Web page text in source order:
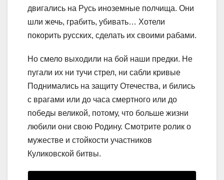
двигались на Русь иноземные полчища. Они
шли жечь, грабить, убивать… Хотели
покорить русских, сделать их своими рабами.
Но смело выходили на бой наши предки. Не
пугали их ни тучи стрел, ни сабли кривые
Поднимались на защиту Отечества, и бились
с врагами или до часа смертного или до
победы великой, потому, что больше жизни
любили они свою Родину. Смотрите ролик о
мужестве и стойкости участников
Куликовской битвы.